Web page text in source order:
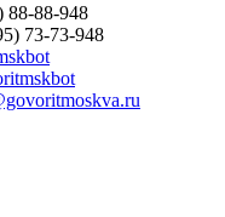
88-88-948
73-73-948